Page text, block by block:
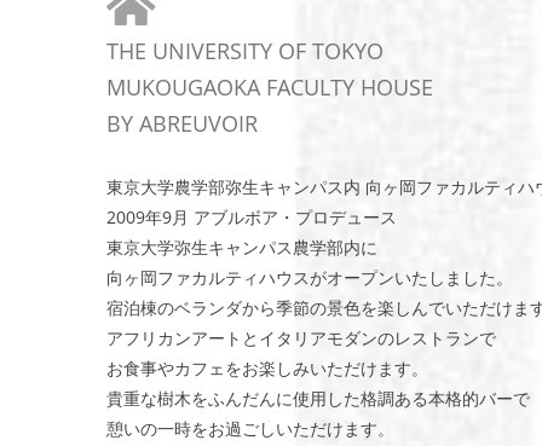
THE UNIVERSITY OF TOKYO
MUKOUGAOKA FACULTY HOUSE
BY ABREUVOIR
東京大学農学部弥生キャンパス内 向ヶ岡ファカルティハ
2009年9月 アブルボア・プロデュース
東京大学弥生キャンパス農学部内に
向ヶ岡ファカルティハウスがオープンいたしました。
宿泊棟のベランダから季節の景色を楽しんでいただけま
アフリカンアートとイタリアモダンのレストランで
お食事やカフェをお楽しみいただけます。
貴重な樹木をふんだんに使用した格調ある本格的バーで
憩いの一時をお過ごしいただけます。